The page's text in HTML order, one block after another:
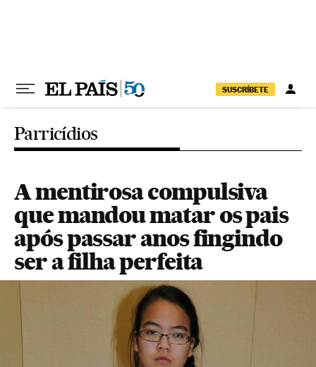
SUSCRÍBETE
Parricídios
A mentirosa compulsiva
que mandou matar os pais
após passar anos fingindo
ser a filha perfeita